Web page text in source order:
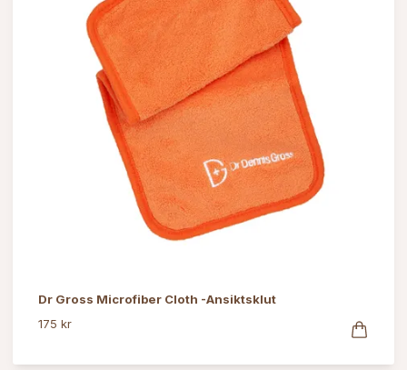
Dr Gross Microfiber Cloth -Ansiktsklut
175 kr